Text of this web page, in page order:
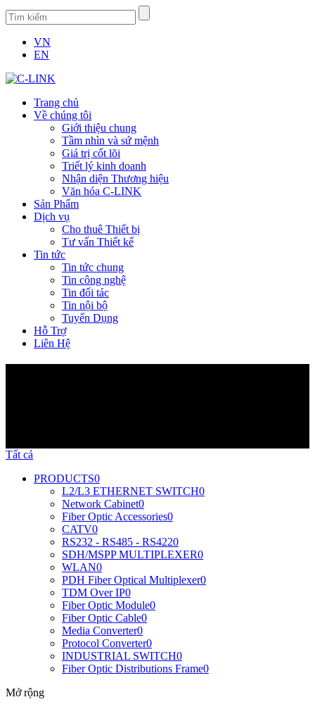
VN
EN
Trang chủ
Về chúng tôi
Giới thiệu chung
Tầm nhìn và sứ mệnh
Giá trị cốt lõi
Triết lý kinh doanh
Nhận diện Thương hiệu
Văn hóa C-LINK
Sản Phẩm
Dịch vụ
Cho thuê Thiết bị
Tư vấn Thiết kế
Tin tức
Tin tức chung
Tin công nghệ
Tin đối tác
Tin nội bộ
Tuyển Dụng
Hỗ Trợ
Liên Hệ
Tất cả
PRODUCTS0
L2/L3 ETHERNET SWITCH0
Network Cabinet0
Fiber Optic Accessories0
CATV0
RS232 - RS485 - RS4220
SDH/MSPP MULTIPLEXER0
WLAN0
PDH Fiber Optical Multiplexer0
TDM Over IP0
Fiber Optic Module0
Fiber Optic Cable0
Media Converter0
Protocol Converter0
INDUSTRIAL SWITCH0
Fiber Optic Distributions Frame0
Mở rộng